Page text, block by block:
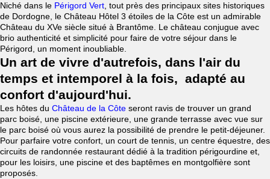
Niché dans le Périgord Vert , tout près des principaux sites historiques
de Dordogne, le Château Hôtel 3 étoiles de la Côte est un admirable
Château du XVe siècle situé à Brantôme. Le château conjugue avec
brio authenticité et simplicité pour faire de votre séjour dans le
Périgord, un moment inoubliable.
Un art de vivre d'autrefois, dans l'air du
temps et intemporel à la fois, adapté au
confort d'aujourd'hui.
Les hôtes du Château de la Côte seront ravis de trouver un grand
parc boisé, une piscine extérieure, une grande terrasse avec vue sur
le parc boisé où vous aurez la possibilité de prendre le petit-déjeuner.
Pour parfaire votre confort, un court de tennis, un centre équestre, des
circuits de randonnée restaurant dédié à la tradition périgourdine et,
pour les loisirs, une piscine et des baptêmes en montgolfière sont
proposés.